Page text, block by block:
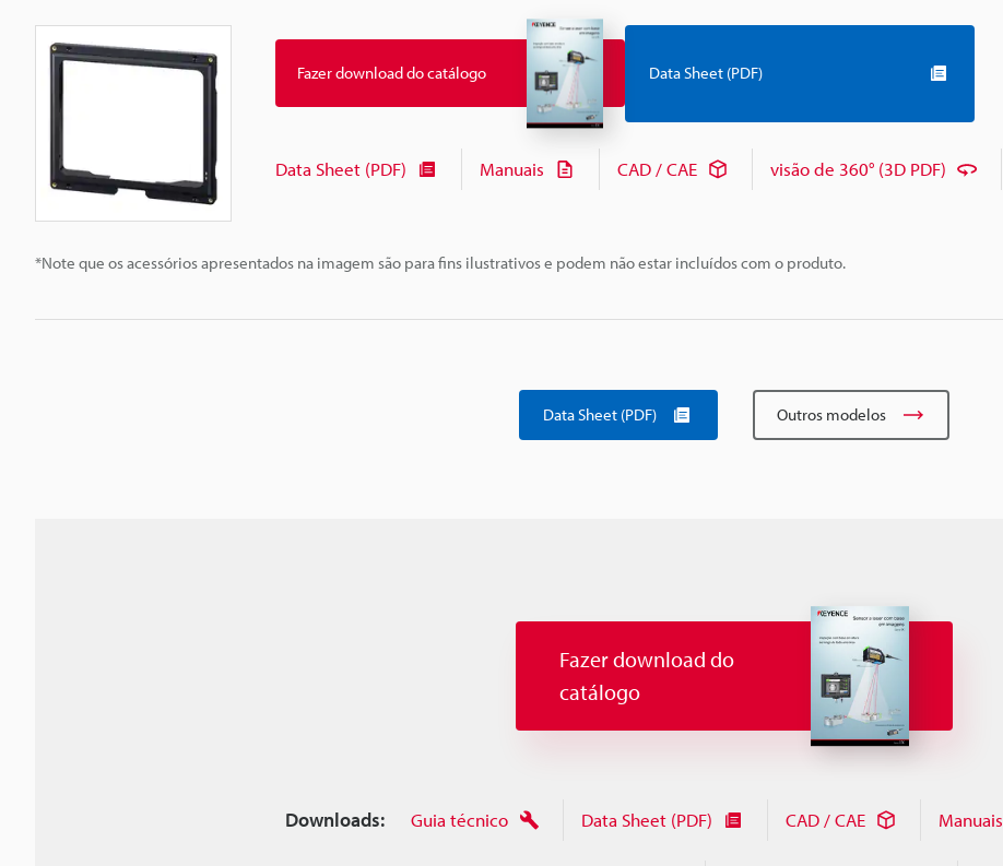
*Note que os acessórios apresentados na imagem são para fins ilustrativos e podem não estar incluídos com o produto.
Fazer download do catálogo Data Sheet (PDF)
Data Sheet (PDF) Manuais CAD / CAE visão de 360° (3D PDF)
Data Sheet (PDF) Outros modelos
Fazer download do
catálogo
Downloads: Guia técnico Data Sheet (PDF) CAD / CAE Manuais